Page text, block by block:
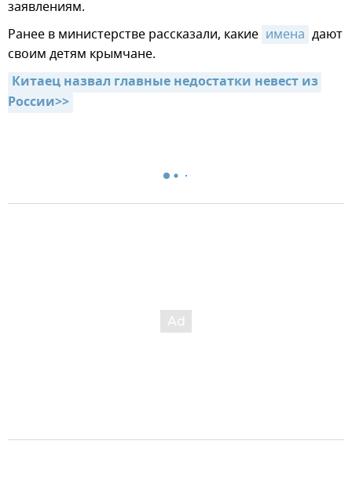
заявлениям.
Ранее в министерстве рассказали, какие имена дают
своим детям крымчане.
Китаец назвал главные недостатки невест из
России>>